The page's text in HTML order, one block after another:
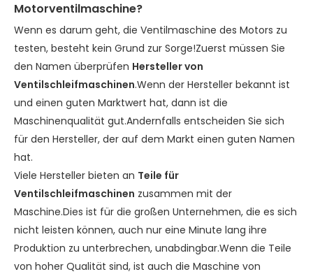
Motorventilmaschine?
Wenn es darum geht, die Ventilmaschine des Motors zu
testen, besteht kein Grund zur Sorge!Zuerst müssen Sie
den Namen überprüfen Hersteller von
Ventilschleifmaschinen.Wenn der Hersteller bekannt ist
und einen guten Marktwert hat, dann ist die
Maschinenqualität gut.Andernfalls entscheiden Sie sich
für den Hersteller, der auf dem Markt einen guten Namen
hat.
Viele Hersteller bieten an Teile für
Ventilschleifmaschinen zusammen mit der
Maschine.Dies ist für die großen Unternehmen, die es sich
nicht leisten können, auch nur eine Minute lang ihre
Produktion zu unterbrechen, unabdingbar.Wenn die Teile
von hoher Qualität sind, ist auch die Maschine von